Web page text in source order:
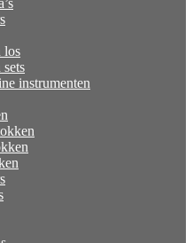
los
instrumenten